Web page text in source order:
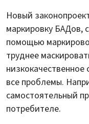
Новый
маркировку БАДов,
помощью
труднее
все проблемы.
самостоятельный
потребителе.